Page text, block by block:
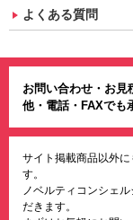
よくある質問
お問い合わせ・お見
他・電話・FAXでも
サイト掲載商品以外
す。
ノベルティコンシェ
だきます。